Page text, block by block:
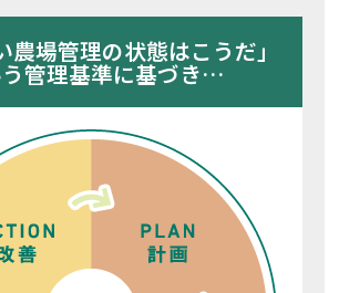
農場管理の状態はこうだ」
う管理基準に基づき…